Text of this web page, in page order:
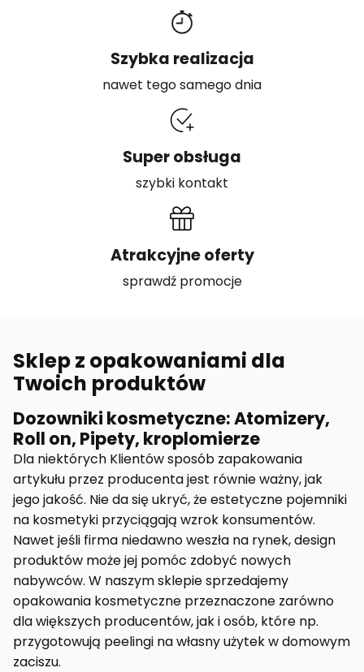
Szybka realizacja
nawet tego samego dnia
Super obsługa
szybki kontakt
Atrakcyjne oferty
sprawdź promocje
Sklep z opakowaniami dla
Twoich produktów
Dozowniki kosmetyczne: Atomizery,
Roll on, Pipety, kroplomierze
Dla niektórych Klientów sposób zapakowania
artykułu przez producenta jest równie ważny, jak
jego jakość. Nie da się ukryć, że estetyczne pojemniki
na kosmetyki przyciągają wzrok konsumentów.
Nawet jeśli firma niedawno weszła na rynek, design
produktów może jej pomóc zdobyć nowych
nabywców. W naszym sklepie sprzedajemy
opakowania kosmetyczne przeznaczone zarówno
dla większych producentów, jak i osób, które np.
przygotowują peelingi na własny użytek w domowym
zaciszu.